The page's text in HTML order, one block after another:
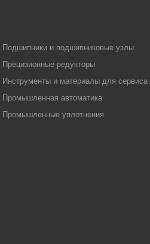
Подшипники и подшипниковые узлы
Прецизионные редукторы
Инструменты и материалы для сервиса
Промышленная автоматика
Промышленные уплотнения